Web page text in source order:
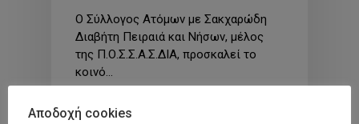
Ο Σύλλογος Ατόμων με Σακχαρώδη
Διαβήτη Πειραιά και Νήσων, μέλος
της Π.Ο.Σ.Σ.Α.Σ.ΔΙΑ, προσκαλεί το
κοινό…
Γραμματεία ΠΟΣΣΑΣΔΙΑ
Αποδοχή cookies